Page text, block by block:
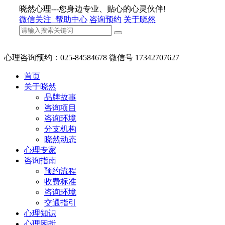
晓然心理---您身边专业、贴心的心灵伙伴!
微信关注 帮助中心 咨询预约 关于晓然
心理咨询预约：025-84584678 微信号 17342707627
首页
关于晓然
品牌故事
咨询项目
咨询环境
分支机构
晓然动态
心理专家
咨询指南
预约流程
收费标准
咨询环境
交通指引
心理知识